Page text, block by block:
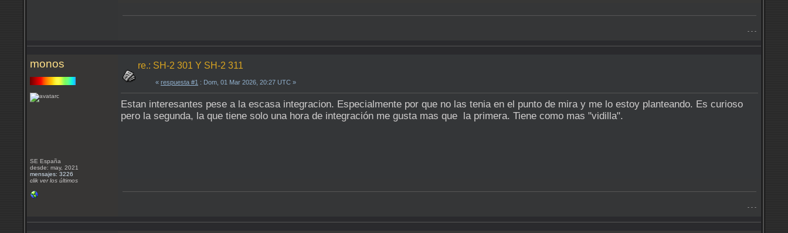
- - -
monos
SE España
desde: may, 2021
mensajes: 3226
clik ver los últimos
re.: SH-2 301 Y SH-2 311
« respuesta #1 : Dom, 01 Mar 2026, 20:27 UTC »
Estan interesantes pese a la escasa integracion. Especialmente por que no las tenia en el punto de mira y me lo estoy planteando. Es curioso
pero la segunda, la que tiene solo una hora de integración me gusta mas que la primera. Tiene como mas "vidilla".
- - -